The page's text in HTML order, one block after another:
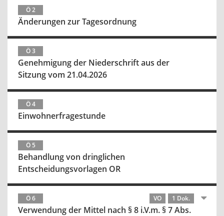
Ö 2
Änderungen zur Tagesordnung
Ö 3
Genehmigung der Niederschrift aus der
Sitzung vom 21.04.2026
Ö 4
Einwohnerfragestunde
Ö 5
Behandlung von dringlichen
Entscheidungsvorlagen OR
Ö 6 VO 1 Dok.
Verwendung der Mittel nach § 8 i.V.m. § 7 Abs.